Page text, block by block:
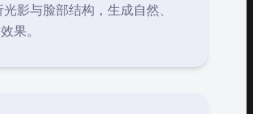
影与脸部结构，生成自然、
果。